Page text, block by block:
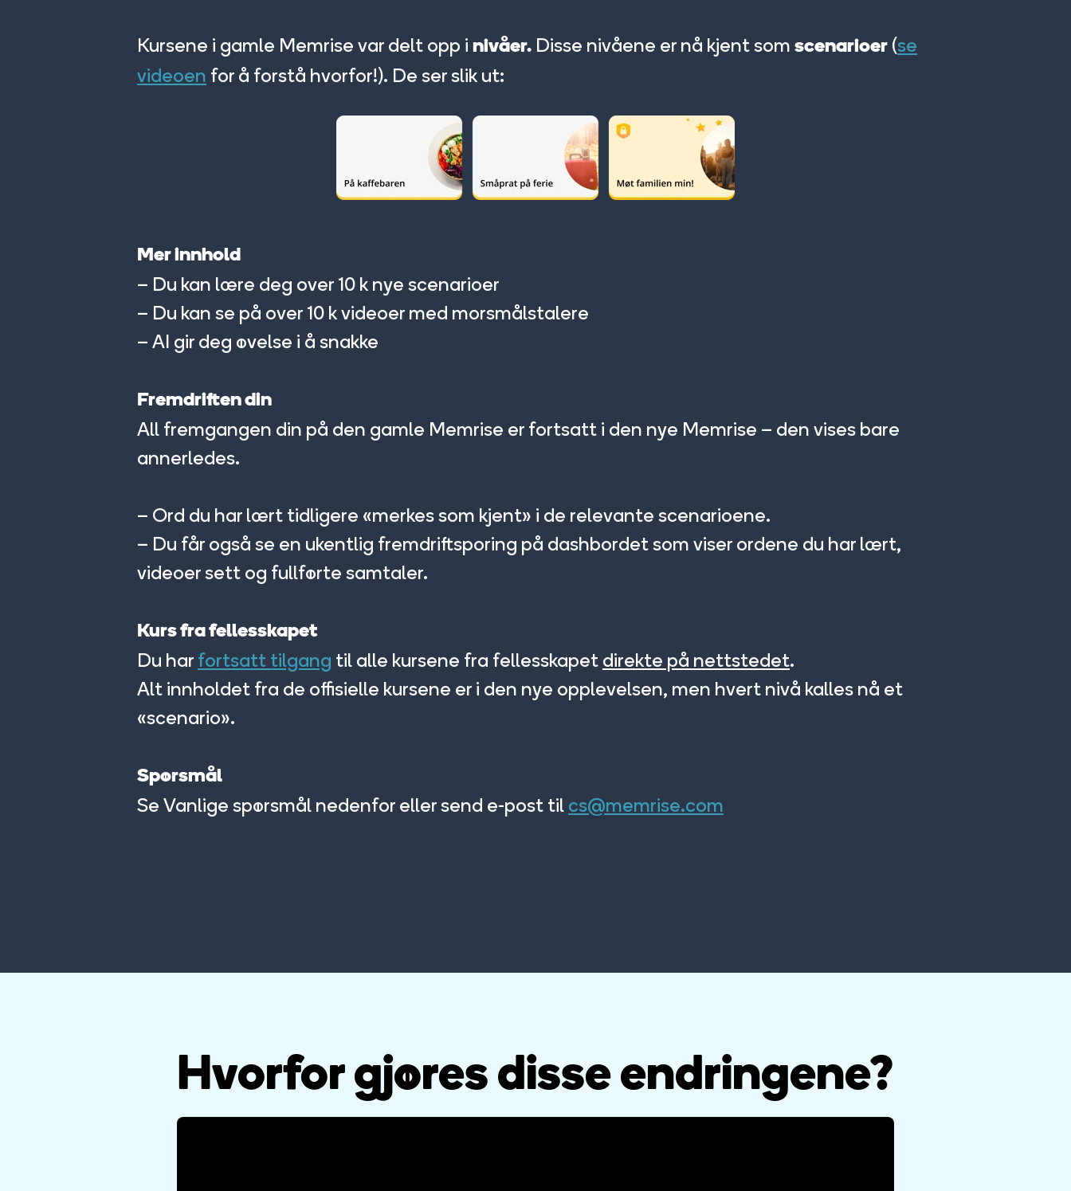
Kursene i gamle Memrise var delt opp i nivåer. Disse nivåene er nå kjent som scenarioer (se
videoen for å forstå hvorfor!). De ser slik ut:
Mer innhold
– Du kan lære deg over 10 k nye scenarioer
– Du kan se på over 10 k videoer med morsmålstalere
– AI gir deg øvelse i å snakke
Fremdriften din
All fremgangen din på den gamle Memrise er fortsatt i den nye Memrise – den vises bare
annerledes.
– Ord du har lært tidligere «merkes som kjent» i de relevante scenarioene.
– Du får også se en ukentlig fremdriftsporing på dashbordet som viser ordene du har lært,
videoer sett og fullførte samtaler.
Kurs fra fellesskapet
Du har fortsatt tilgang til alle kursene fra fellesskapet direkte på nettstedet.
Alt innholdet fra de offisielle kursene er i den nye opplevelsen, men hvert nivå kalles nå et
«scenario».
Spørsmål
Se Vanlige spørsmål nedenfor eller send e-post til cs@memrise.com
Hvorfor gjøres disse endringene?